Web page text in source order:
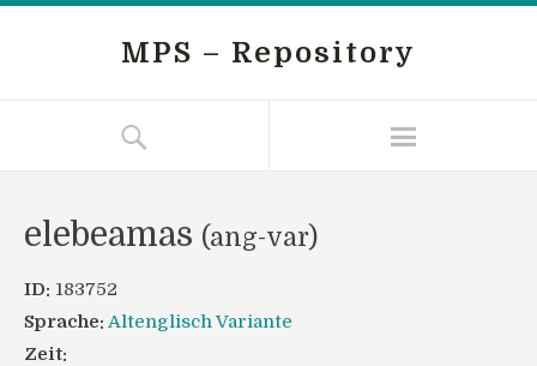
MPS – Repository
elebeamas (ang-var)
ID: 183752
Sprache: Altenglisch Variante
Zeit: